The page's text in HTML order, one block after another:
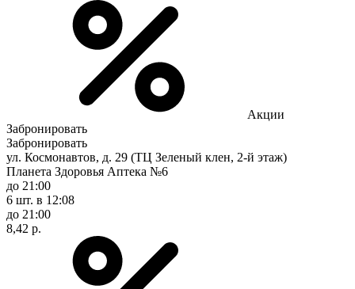
Акции
Забронировать
Забронировать
ул. Космонавтов, д. 29 (ТЦ Зеленый клен, 2-й этаж)
Планета Здоровья Аптека №6
до 21:00
6 шт. в 12:08
до 21:00
8,42 р.